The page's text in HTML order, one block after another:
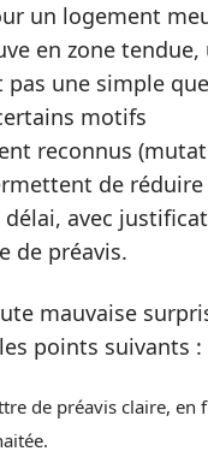
un logement
en zone tendue,
pas une simple
motifs
reconnus
de réduire
avec
de préavis.
mauvaise
points suivants :
de préavis claire, en